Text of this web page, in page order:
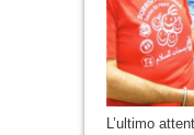
L’ultimo